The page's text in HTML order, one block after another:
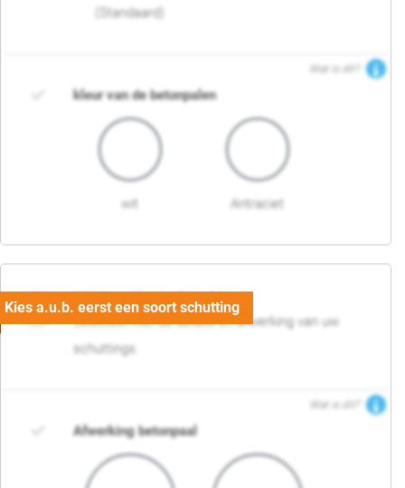
(Standaard)
Wat is dit?
kleur van de betonpalen
wit Antraciet
03. Detail en afwerking
Selecteer hier de details en afwerking van uw
schuttings.
Wat is dit?
Afwerking betonpaal